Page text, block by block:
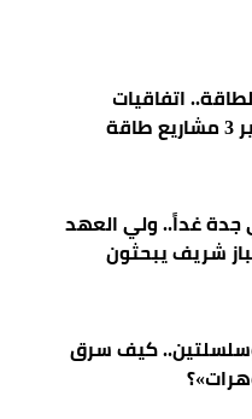
اتفاقيات
سعودية لتطوير 3 مشاريع طاقة
جدة غداً.. ولي العهد
شريف يبحثون
وسلسلتين.. كيف سرق